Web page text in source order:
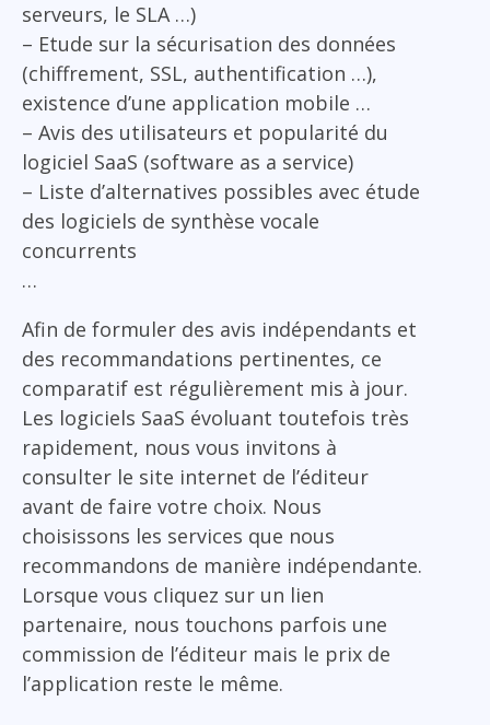
serveurs, le SLA …)
– Etude sur la sécurisation des données
(chiffrement, SSL, authentification …),
existence d’une application mobile …
– Avis des utilisateurs et popularité du
logiciel SaaS (software as a service)
– Liste d’alternatives possibles avec étude
des logiciels de synthèse vocale
concurrents
…
Afin de formuler des avis indépendants et
des recommandations pertinentes, ce
comparatif est régulièrement mis à jour.
Les logiciels SaaS évoluant toutefois très
rapidement, nous vous invitons à
consulter le site internet de l’éditeur
avant de faire votre choix. Nous
choisissons les services que nous
recommandons de manière indépendante.
Lorsque vous cliquez sur un lien
partenaire, nous touchons parfois une
commission de l’éditeur mais le prix de
l’application reste le même.